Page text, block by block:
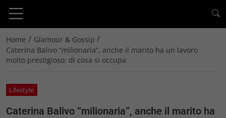
Home / Glamour & Gossip /
Caterina Balivo “milionaria”, anche il marito ha un lavoro
molto prestigioso: di cosa si occupa
Lifestyle
Caterina Balivo “milionaria”, anche il marito ha